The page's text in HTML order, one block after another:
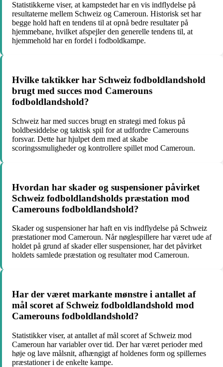
Statistikkerne viser, at kampstedet har en vis indflydelse på
resultaterne mellem Schweiz og Cameroun. Historisk set har
begge hold haft en tendens til at opnå bedre resultater på
hjemmebane, hvilket afspejler den generelle tendens til, at
hjemmehold har en fordel i fodboldkampe.
Hvilke taktikker har Schweiz fodboldlandshold
brugt med succes mod Camerouns
fodboldlandshold?
Schweiz har med succes brugt en strategi med fokus på
boldbesiddelse og taktisk spil for at udfordre Camerouns
forsvar. Dette har hjulpet dem med at skabe
scoringssmuligheder og kontrollere spillet mod Cameroun.
Hvordan har skader og suspensioner påvirket
Schweiz fodboldlandsholds præstation mod
Camerouns fodboldlandshold?
Skader og suspensioner har haft en vis indflydelse på Schweiz
præstationer mod Cameroun. Når nøglespillere har været ude af
holdet på grund af skader eller suspensioner, har det påvirket
holdets samlede præstation og resultater mod Cameroun.
Har der været markante mønstre i antallet af
mål scoret af Schweiz fodboldlandshold mod
Camerouns fodboldlandshold?
Statistikker viser, at antallet af mål scoret af Schweiz mod
Cameroun har variabler over tid. Der har været perioder med
høje og lave målsnit, afhængigt af holdenes form og spillernes
præstationer i de enkelte kampe.